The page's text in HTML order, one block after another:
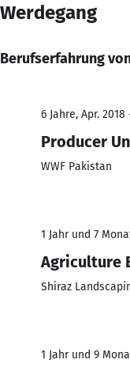
Werdegang
Berufserfahrung
6 Jahre, Apr.
Producer
WWF Pakistan
1 Jahr und 7
Agriculture
Shiraz
1 Jahr und 9